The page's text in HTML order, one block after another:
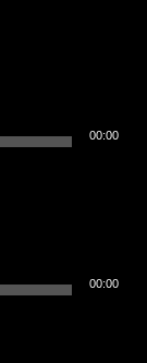
00:00
00:00